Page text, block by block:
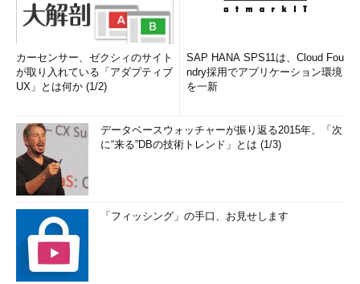
カーセンサー、ゼクシィのサイト
が取り入れている「アダプティブ
UX」とは何か (1/2)
SAP HANA SPS11は、Cloud Fou
ndry採用でアプリケーション環境
を一新
データベースウォッチャーが振り返る2015年、「次
に“来る”DBの技術トレンド」とは (1/3)
「フィッシング」の手口、お見せします